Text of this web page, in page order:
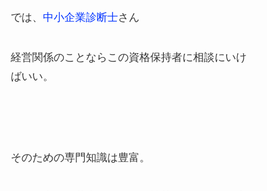
では、 中小企業診断士さん
経営関係のことならこの資格保持者に相談にいけ
ばいい。
そのための専門知識は豊富。